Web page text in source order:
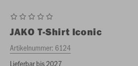
JAKO T-Shirt Iconic
Artikelnummer: 6124
Lieferbar bis 2027